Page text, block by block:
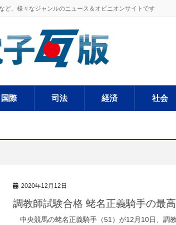
ど、様々なジャンルのニュース＆オピニオンサイトです
国際 司法 経済 社会
2020年12月12日
調教師試験合格 蛯名正義騎手の最
中央競馬の蛯名正義騎手（51）が12月10日、調